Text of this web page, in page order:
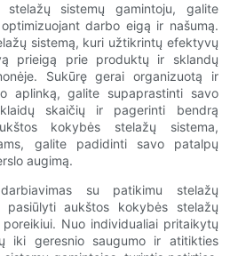
stelažų sistemų gamintoju, galite
darbo eigą ir našumą.
sistemą, kuri užtikrintų efektyvų
prieigą prie produktų ir sklandų
Sukūrę gerai organizuotą ir
aplinką, galite supaprastinti savo
skaičių ir pagerinti bendrą
kokybės stelažų sistema,
galite padidinti savo patalpų
augimą.
su patikimu stelažų
pasiūlyti aukštos kokybės stelažų
Nuo individualiai pritaikytų
iki geresnio saugumo ir atitikties